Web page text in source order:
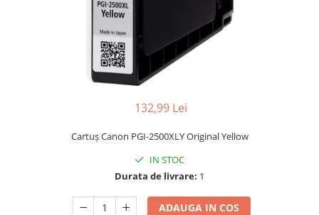
132,99 Lei
Cartuş Canon PGI-2500XLY Original Yellow
IN STOC
Durata de livrare: 1
ADAUGA IN COS